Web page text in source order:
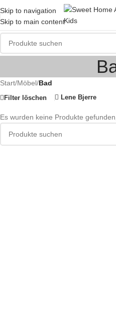
Skip to navigation
Skip to main content
Start/Möbel/Bad
Filter löschen Lene Bjerre
Es wurden keine Produkte